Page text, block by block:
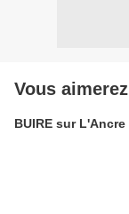
Vous
BUIRE sur L'Ancre